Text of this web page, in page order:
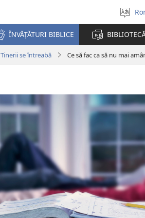
ÎNVĂȚĂTURI BIBLICE
Tinerii se întreabă Ce să fac ca să nu mai